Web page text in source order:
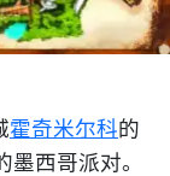
霍奇米尔科的
西哥派对。